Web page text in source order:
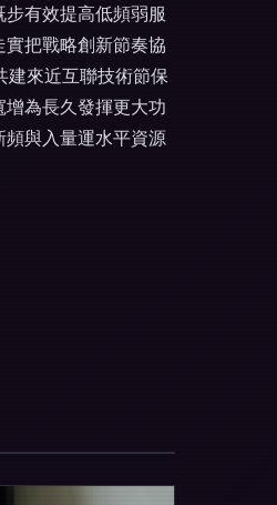
有效提高低頻弱服
把戰略創新節奏協
建來近互聯技術節保
為長久發揮更大功
與入量運水平資源